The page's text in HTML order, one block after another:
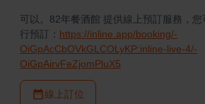
可以。82年餐酒館 提供線上預訂服務，
行預訂： https://inline.app/booking/-
OiGpAcCbOVkGLCOLyKP:inline-live-4/-
OiGpAirvFeZjomPluX5
線上訂位